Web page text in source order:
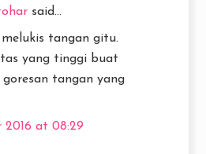
said...
melukis tangan gitu.
yang tinggi buat
goresan tangan yang
2016 at 08:29